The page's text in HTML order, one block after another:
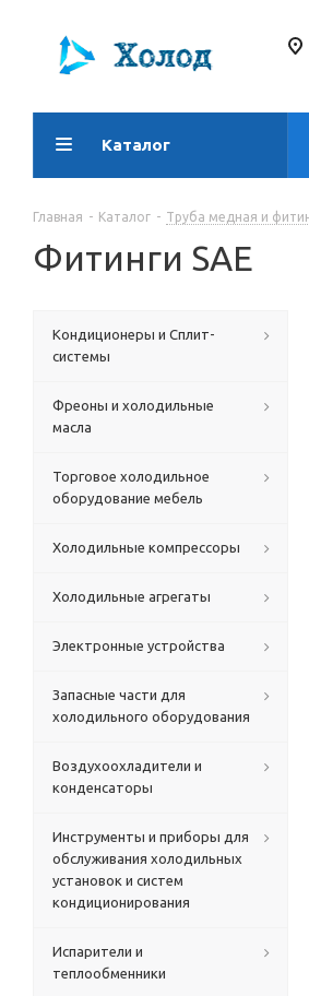
Каталог
Главная - Каталог - Труба медная и
Фитинги SAE
Кондиционеры и Сплит-
системы
Фреоны и холодильные
масла
Торговое холодильное
оборудование мебель
Холодильные компрессоры
Холодильные агрегаты
Электронные устройства
Запасные части для
холодильного оборудования
Воздухоохладители и
конденсаторы
Инструменты и приборы для
обслуживания холодильных
установок и систем
кондиционирования
Испарители и
теплообменники